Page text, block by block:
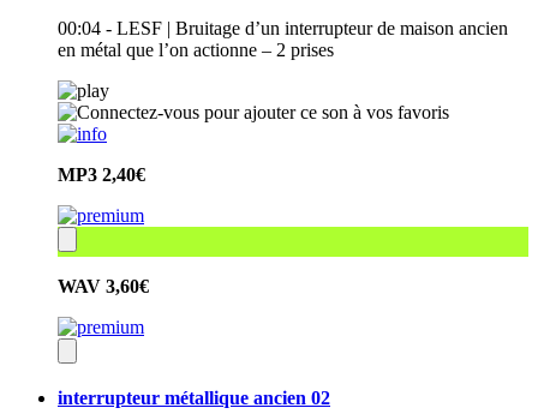
00:04 - LESF | Bruitage d’un interrupteur de maison ancien
en métal que l’on actionne – 2 prises
MP3 2,40€
WAV 3,60€
interrupteur métallique ancien 02